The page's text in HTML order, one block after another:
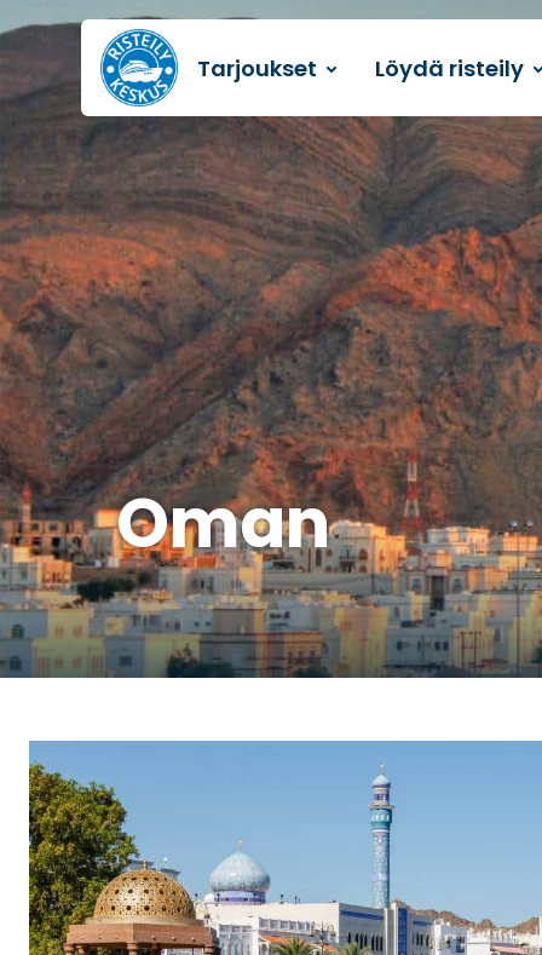
Etusivulle
Tarjoukset Löydä risteily
Oman